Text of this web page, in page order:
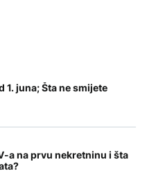
1. juna; Šta ne smijete
a na prvu nekretninu i šta